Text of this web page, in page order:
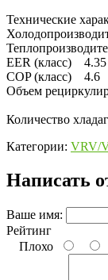
Технические
EER
COP
Объем
Количество
Категории: VRV/
Написать
Ваше имя:
Рейтинг
Плохо